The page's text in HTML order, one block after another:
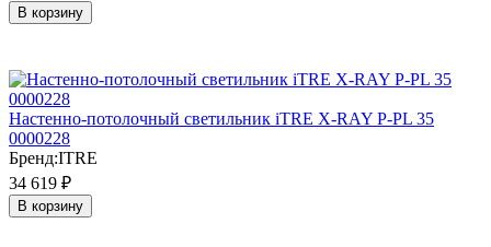
В корзину
Настенно-потолочный светильник iTRE X-RAY P-PL 35
0000228
Бренд:ITRE
34 619 ₽
В корзину